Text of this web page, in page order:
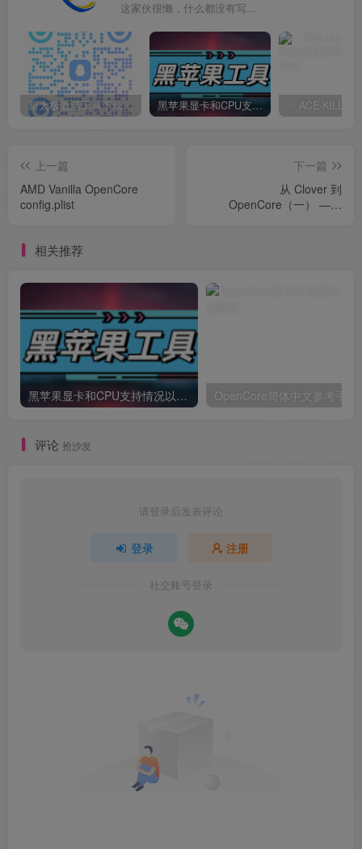
这家伙很懒，什么都没有写...
新太极激活工具下载/教程/充值/开户(QQ交流群号749113977) 黑苹果显卡和CPU支持情况以及购买硬件防踩坑指南
上一篇
AMD Vanilla OpenCore
config.plist
下一篇
从 Clover 到
OpenCore（一） ——
相关推荐
黑苹果显卡和CPU支持情况以及购买硬件防踩坑指南 OpenCore简体中文参考手册
评论 抢沙发
请登录后发表评论
登录 注册
社交账号登录